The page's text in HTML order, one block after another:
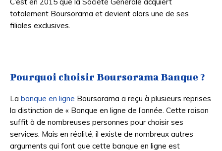
totalement Boursorama et devient alors une de ses
filiales exclusives.
Pourquoi choisir Boursorama Banque ?
La banque en ligne Boursorama a reçu à plusieurs reprises
la distinction de « Banque en ligne de l’année. Cette raison
suffit à de nombreuses personnes pour choisir ses
services. Mais en réalité, il existe de nombreux autres
arguments qui font que cette banque en ligne est